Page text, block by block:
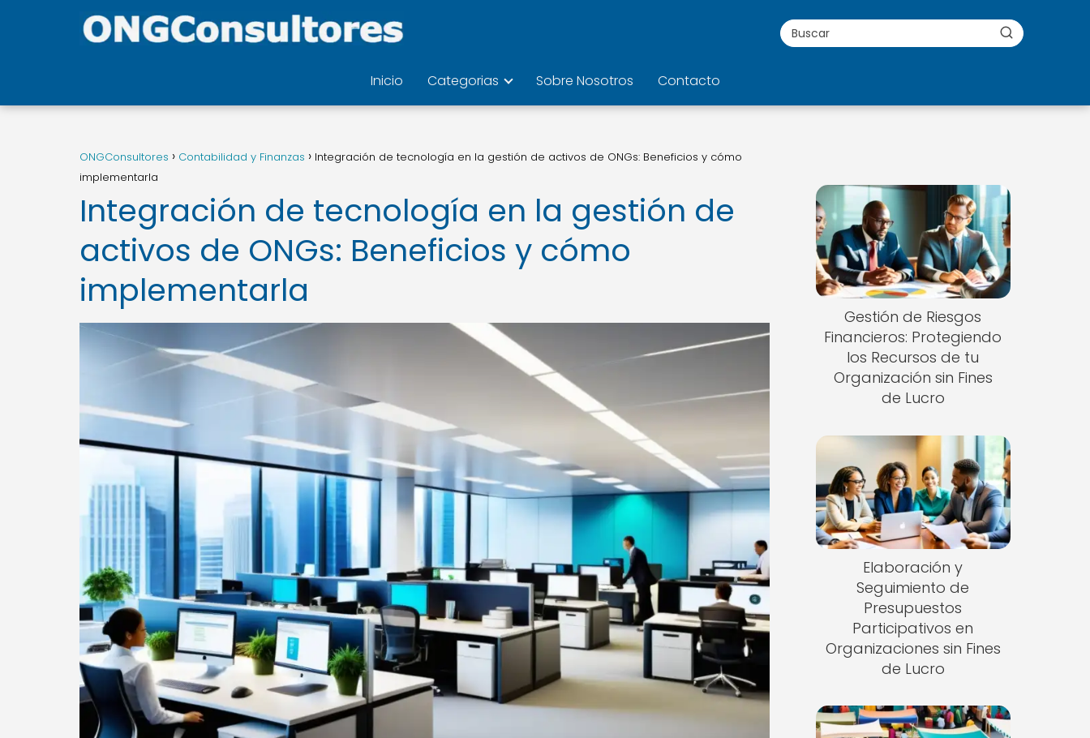
Inicio Categorias Sobre Nosotros Contacto
ONGConsultores Contabilidad y Finanzas
Integración de tecnología en la gestión de activos de ONGs: Beneficios y cómo
implementarla
Integración de tecnología en la gestión de
activos de ONGs: Beneficios y cómo
implementarla
Gestión de Riesgos
Financieros: Protegiendo
los Recursos de tu
Organización sin Fines
de Lucro
Elaboración y
Seguimiento de
Presupuestos
Participativos en
Organizaciones sin Fines
de Lucro